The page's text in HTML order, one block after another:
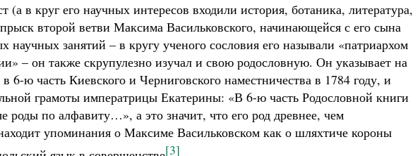
(а в круг его научных интересов входили история, ботаника, литература,
второй ветви Максима Васильковского, начинающейся с его сына
занятий – в кругу ученого сословия его называли «патриархом
– он также скрупулезно изучал и свою родословную. Он указывает на
6-ю часть Киевского и Черниговского наместничества в 1784 году, и
грамоты императрицы Екатерины: «В 6-ю часть Родословной книги
роды по алфавиту…», а это значит, что его род древнее, чем
упоминания о Максиме Васильковском как о шляхтиче короны
[3]